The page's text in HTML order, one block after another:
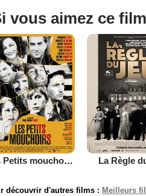
vous aimez ce
Les Petits mouchoirs La Règle
découvrir d'autres films : Meilleurs